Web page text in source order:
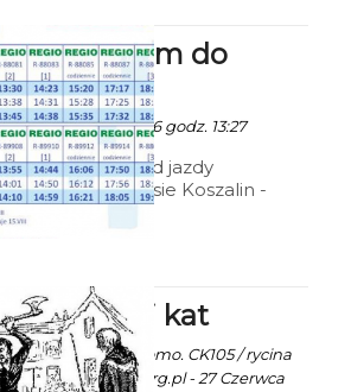
Szynobusem do
Mielna
Ala - 22 Czerwca 2016 godz. 13:27
Podajemy rozkład jazdy
szynobusu na trasie Koszalin -
Mielno, Mielno - Koszalin.
Koszaliński kat
Ekoszalin z mat. promo. CK105 / rycina
pobrana z historia.org.pl - 27 Czerwca